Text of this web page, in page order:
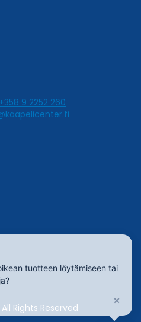
+358 9 2252 260
Rights Reserved
tuotteen löytämiseen tai
×